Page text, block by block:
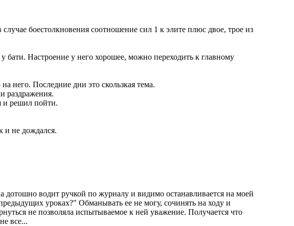
боестолкновения соотношение сил 1 к элите плюс двое, трое из
Настроение у него хорошее, можно переходить к главному
него. Последние дни это скользкая тема.
раздражения.
и решил пойти.
и не дождался.
водит ручкой по журналу и видимо останавливается на моей
уроках?" Обманывать ее не могу, сочинять на ходу и
не позволяла испытываемое к ней уважение. Получается что
все...